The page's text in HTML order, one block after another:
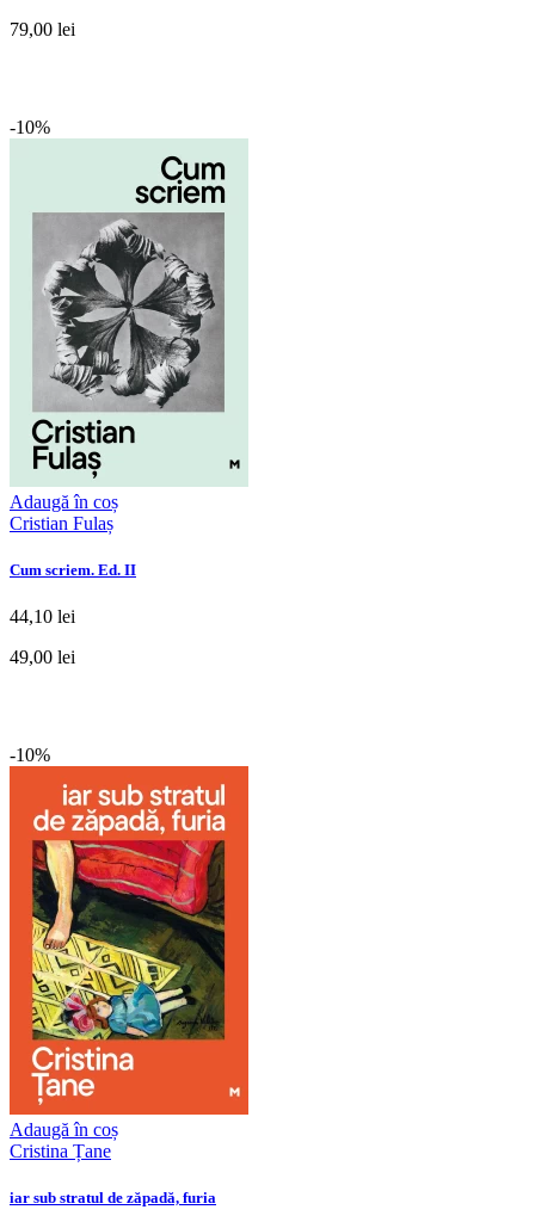
79,00 lei
-10%
Adaugă în coș
Cristian Fulaș
Cum scriem. Ed. II
44,10 lei
49,00 lei
-10%
Adaugă în coș
Cristina Țane
iar sub stratul de zăpadă, furia